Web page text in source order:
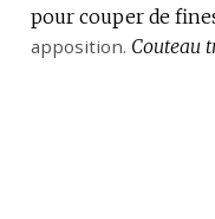
pour couper de
apposition. Couteau